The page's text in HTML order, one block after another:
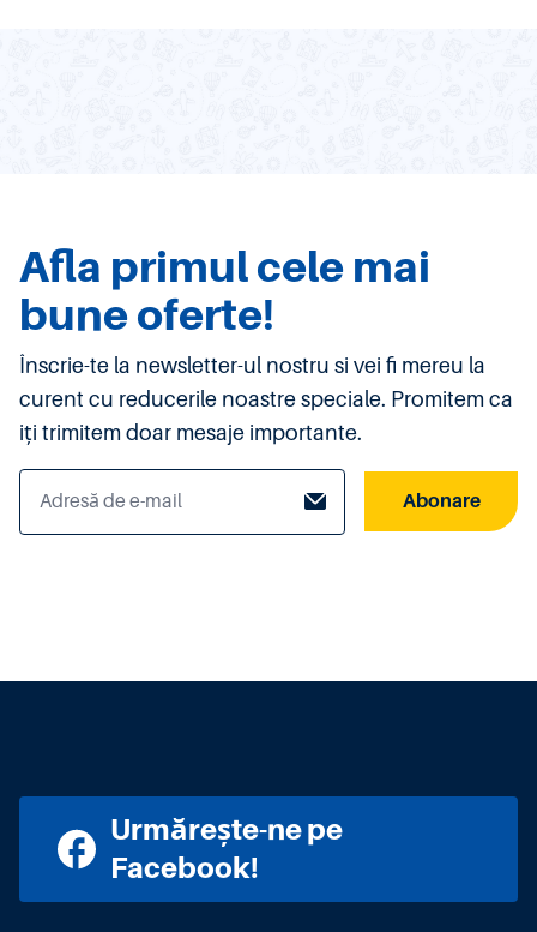
Afla primul cele mai
bune oferte!
Înscrie-te la newsletter-ul nostru si vei fi mereu la
curent cu reducerile noastre speciale. Promitem ca
iți trimitem doar mesaje importante.
Abonare
Urmărește-ne pe
Facebook!